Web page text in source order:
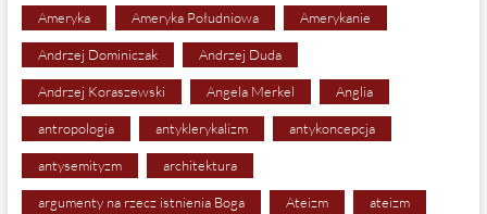
Ameryka Ameryka Południowa Amerykanie
Andrzej Dominiczak Andrzej Duda
Andrzej Koraszewski Angela Merkel Anglia
antropologia antyklerykalizm antykoncepcja
antysemityzm architektura
argumenty na rzecz istnienia Boga Ateizm ateizm